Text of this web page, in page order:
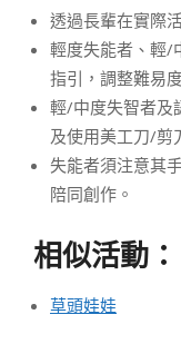
透過長輩在實際
輕度失能者、輕/
指引，調整難易
輕/中度失智者及
及使用美工刀/剪
失能者須注意其
陪同創作。
相似活動：
草頭娃娃